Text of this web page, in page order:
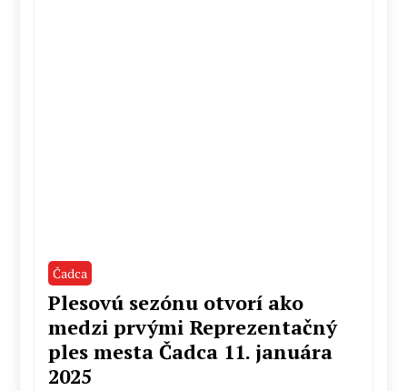
Čadca
Plesovú sezónu otvorí ako
medzi prvými Reprezentačný
ples mesta Čadca 11. januára
2025